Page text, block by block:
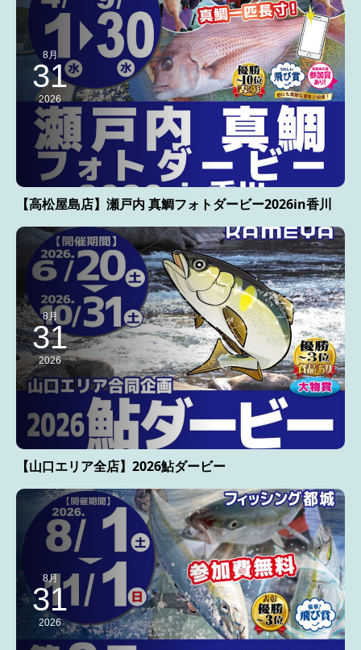
8月
31
2026
【高松屋島店】瀬戸内 真鯛フォトダービー2026in香川
8月
31
2026
【山口エリア全店】2026鮎ダービー
8月
31
2026